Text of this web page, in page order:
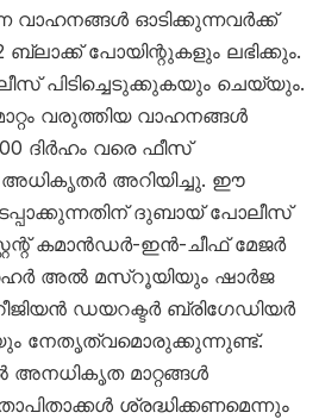
വാഹനങ്ങൾ ഓടിക്കുന്നവർക്ക്
ബ്ലാക്ക് പോയിന്റുകളും ലഭിക്കും.
പിടിച്ചെടുക്കുകയും ചെയ്യും.
വരുത്തിയ വാഹനങ്ങൾ
ദിർഹം വരെ ഫീസ്
അധികൃതർ അറിയിച്ചു. ഈ
ദുബായ് പോലീസ്
കമാൻഡർ-ഇൻ-ചീഫ് മേജർ
അൽ മസ്‌റൂയിയും ഷാർജ
ഡയറക്ടർ ബ്രിഗേഡിയർ
നേതൃത്വമൊരുക്കുന്നുണ്ട്.
അനധികൃത മാറ്റങ്ങൾ
ശ്രദ്ധിക്കണമെന്നും